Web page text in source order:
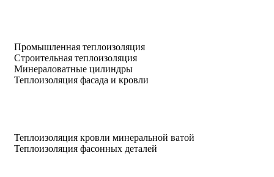
Промышленная теплоизоляция
Строительная теплоизоляция
Минераловатные цилиндры
Теплоизоляция фасада и кровли
Теплоизоляция кровли минеральной ватой
Теплоизоляция фасонных деталей